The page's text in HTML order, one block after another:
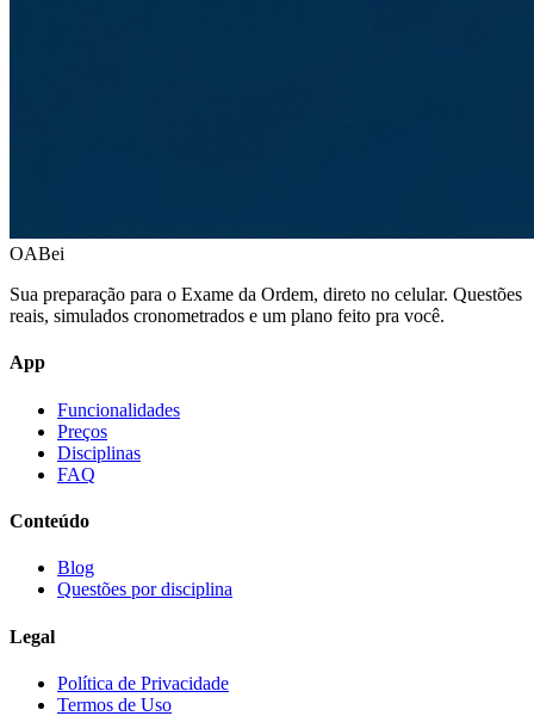
OABei
Sua preparação para o Exame da Ordem, direto no celular. Questões
reais, simulados cronometrados e um plano feito pra você.
App
Funcionalidades
Preços
Disciplinas
FAQ
Conteúdo
Blog
Questões por disciplina
Legal
Política de Privacidade
Termos de Uso